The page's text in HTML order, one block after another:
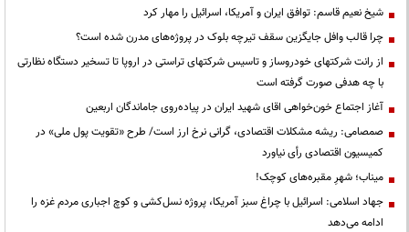
شیخ نعیم قاسم: توافق ایران و آمریکا، اسرائیل را مهار کرد
چرا قالب وافل جایگزین سقف تیرچه بلوک در پروژه‌های مدرن شده است؟
از رانت‌ شرکتهای خودروساز و تاسیس شرکتهای تراستی در اروپا تا تسخیر دستگاه نظارتی
با چه هدفی صورت گرفته است
آغاز اجتماع خون‌خواهی اقای شهید ایران در پیاده‌روی جاماندگان اربعین
صمصامی: ریشه مشکلات اقتصادی، گرانی نرخ ارز است/ طرح «تقویت پول ملی» در
کمیسیون اقتصادی رأی نیاورد
میناب؛ شهرِ مقبره‌های کوچک!
جهاد اسلامی: اسرائیل با چراغ سبز آمریکا، پروژه نسل‌کشی و کوچ اجباری مردم غزه را
ادامه می‌دهد